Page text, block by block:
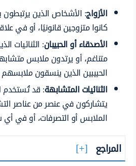
الأزواج: الأشخاص الذين يرتبطون
كانوا متزوجين قانونيًا، أو في
الأصدقاء أو الحبيبان: الثنائيات
متناغم، أو يرتدون ملابس
الحبيبين الذين ينسقون
الثنائيات المتشابهة: قد تُستخدم
يتشاركون في عنصر من عناصر
الملابس أو التصرفات، أو في
المراجع